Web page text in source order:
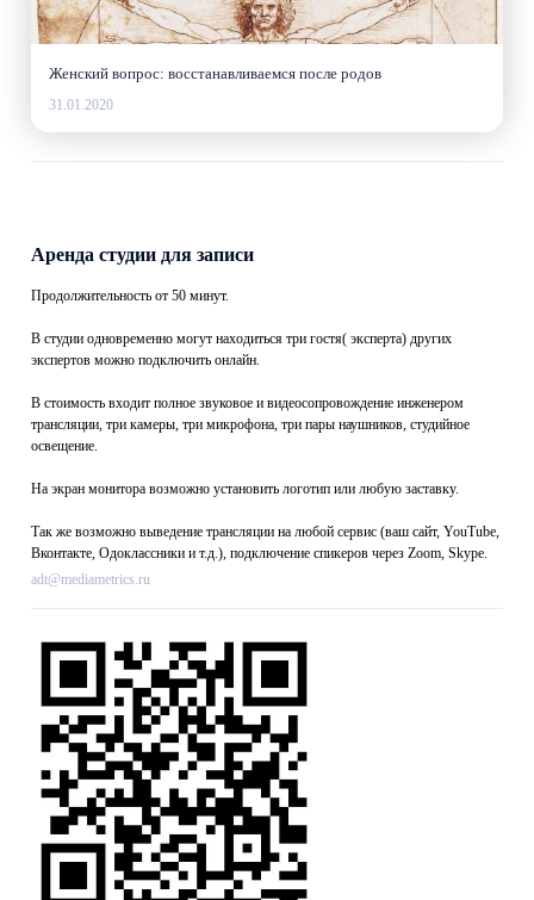
Женский вопрос: восстанавливаемся после родов
31.01.2020
Аренда студии для записи
Продолжительность от 50 минут.
В студии одновременно могут находиться три гостя( эксперта) других
экспертов можно подключить онлайн.
В стоимость входит полное звуковое и видеосопровождение инженером
трансляции, три камеры, три микрофона, три пары наушников, студийное
освещение.
На экран монитора возможно установить логотип или любую заставку.
Так же возможно выведение трансляции на любой сервис (ваш сайт, YouTube,
Вконтакте, Одоклассники и т.д.), подключение спикеров через Zoom, Skype.
adt@mediametrics.ru